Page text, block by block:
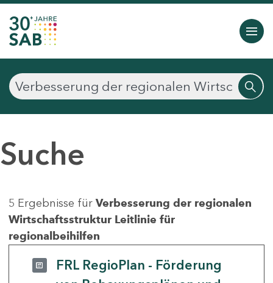
Suche
5 Ergebnisse für Verbesserung der regionalen
Wirtschaftsstruktur Leitlinie für
regionalbeihilfen
FRL RegioPlan - Förderung